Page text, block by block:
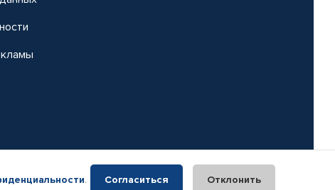
. Согласиться Отклонить